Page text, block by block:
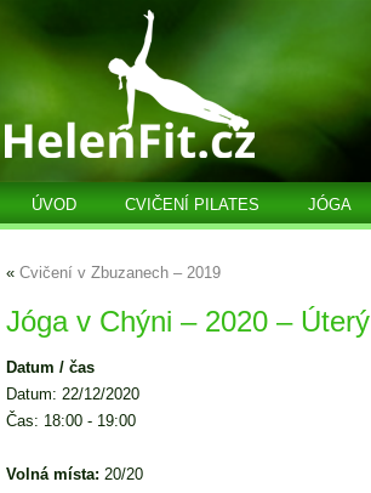
ÚVOD CVIČENÍ PILATES JÓGA
« Cvičení v Zbuzanech – 2019
Jóga v Chýni – 2020 – Úterý
Datum / čas
Datum: 22/12/2020
Čas: 18:00 - 19:00
Volná místa: 20/20